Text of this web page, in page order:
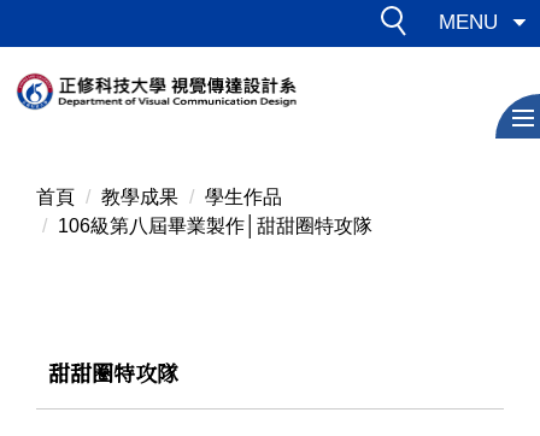
到
主
要
MENU
首頁 教學成果
學生作品
106級第八屆畢業製作│甜甜圈特攻隊
甜甜圈特攻隊